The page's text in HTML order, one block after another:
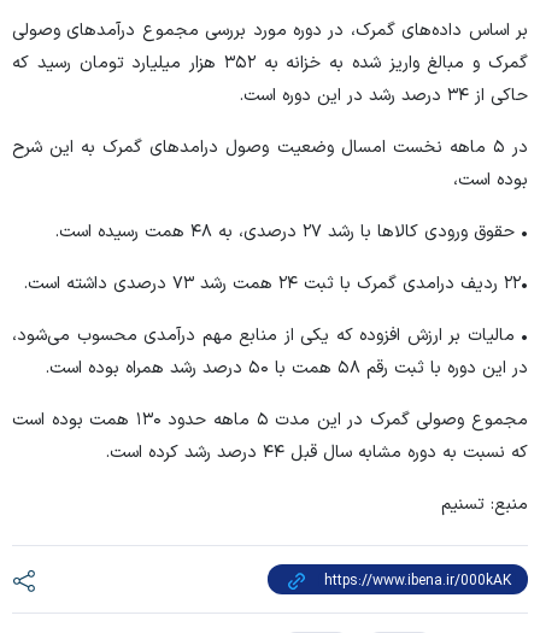
بر اساس داده‌های گمرک، در دوره مورد بررسی مجموع درآمد‌های وصولی
گمرک و مبالغ واریز شده به خزانه به ۳۵۲ هزار میلیارد تومان رسید که
حاکی از ۳۴ درصد رشد در این دوره است.
در ۵ ماهه نخست امسال وضعیت وصول درامد‌های گمرک به این شرح
بوده است،
• حقوق ورودی کالا‌ها با رشد ۲۷ درصدی، به ۴۸ همت رسیده است.
•۲۲ ردیف درامدی گمرک با ثبت ۲۴ همت رشد ۷۳ درصدی داشته است.
• مالیات بر ارزش افزوده که یکی از منابع مهم درآمدی محسوب می‌شود،
در این دوره با ثبت رقم ۵۸ همت با ۵۰ درصد رشد همراه بوده است.
مجموع وصولی گمرک در این مدت ۵ ماهه حدود ۱۳۰ همت بوده است
که نسبت به دوره مشابه سال قبل ۴۴ درصد رشد کرده است.
منبع: تسنیم